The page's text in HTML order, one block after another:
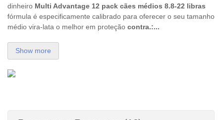
dinheiro Multi Advantage 12 pack cães médios 8.8-22 libras
fórmula é especificamente calibrado para oferecer o seu tamanho
médio vira-lata o melhor em proteção contra.:...
Show more